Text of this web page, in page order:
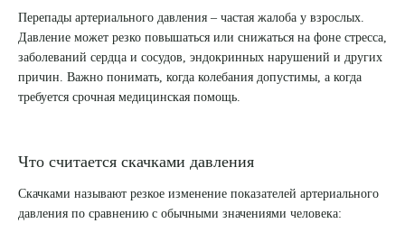
Перепады артериального давления – частая жалоба у взрослых.
Давление может резко повышаться или снижаться на фоне стресса,
заболеваний сердца и сосудов, эндокринных нарушений и других
причин. Важно понимать, когда колебания допустимы, а когда
требуется срочная медицинская помощь.
Что считается скачками давления
Скачками называют резкое изменение показателей артериального
давления по сравнению с обычными значениями человека: